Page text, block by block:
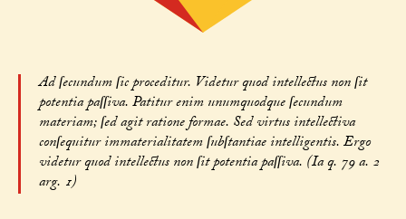
Ad ſecundum ſic proceditur. Videtur quod intellectus non ſit
potentia paſſiva. Patitur enim unumquodque ſecundum
materiam; ſed agit ratione formae. Sed virtus intellectiva
conſequitur immaterialitatem ſubſtantiae intelligentis. Ergo
videtur quod intellectus non ſit potentia paſſiva. (Ia q. 79 a. 2
arg. 1)